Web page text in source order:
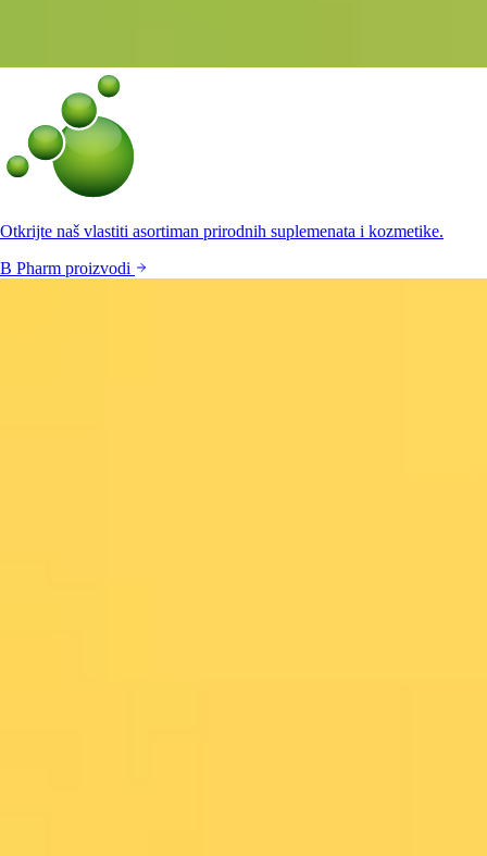
Otkrijte naš vlastiti asortiman prirodnih suplemenata i kozmetike.
B Pharm proizvodi